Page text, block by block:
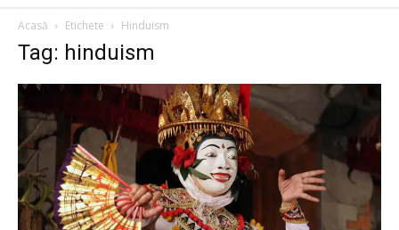
Acasă Etichete Hinduism
Tag: hinduism